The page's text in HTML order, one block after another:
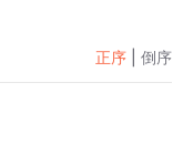
正序 倒序